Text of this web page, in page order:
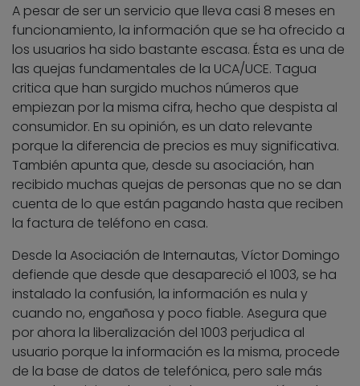
A pesar de ser un servicio que lleva casi 8 meses en
funcionamiento, la información que se ha ofrecido a
los usuarios ha sido bastante escasa. Ésta es una de
las quejas fundamentales de la UCA/UCE. Tagua
critica que han surgido muchos números que
empiezan por la misma cifra, hecho que despista al
consumidor. En su opinión, es un dato relevante
porque la diferencia de precios es muy significativa.
También apunta que, desde su asociación, han
recibido muchas quejas de personas que no se dan
cuenta de lo que están pagando hasta que reciben
la factura de teléfono en casa.
Desde la Asociación de Internautas, Víctor Domingo
defiende que desde que desapareció el 1003, se ha
instalado la confusión, la información es nula y
cuando no, engañosa y poco fiable. Asegura que
por ahora la liberalización del 1003 perjudica al
usuario porque la información es la misma, procede
de la base de datos de telefónica, pero sale más